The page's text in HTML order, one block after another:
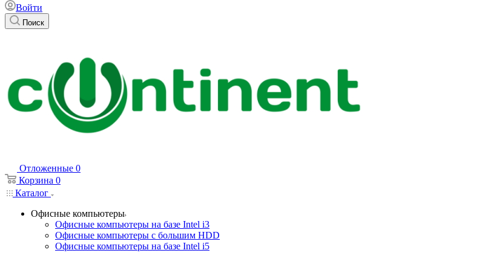
Войти
Поиск
Отложенные 0
Корзина 0
Каталог
Офисные компьютеры
Офисные компьютеры на базе Intel i3
Офисные компьютеры с большим HDD
Офисные компьютеры на базе Intel i5